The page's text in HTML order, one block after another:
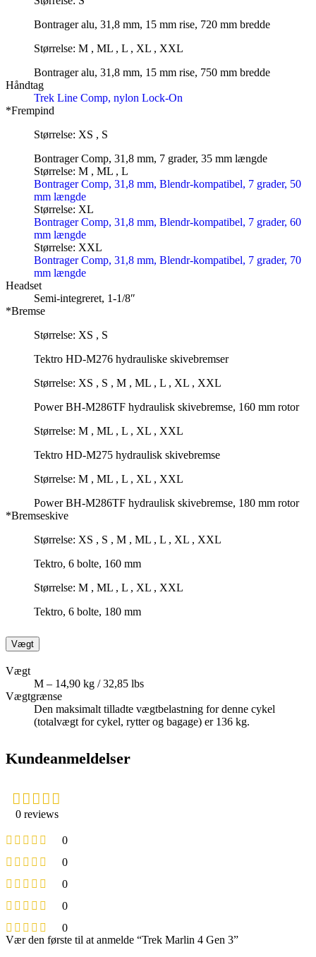
Bontrager alu, 31,8 mm, 15 mm rise, 720 mm bredde
Størrelse: M , ML , L , XL , XXL
Bontrager alu, 31,8 mm, 15 mm rise, 750 mm bredde
Håndtag
Trek Line Comp, nylon Lock-On
*Frempind
Størrelse: XS , S
Bontrager Comp, 31,8 mm, 7 grader, 35 mm længde
Størrelse: M , ML , L
Bontrager Comp, 31,8 mm, Blendr-kompatibel, 7 grader, 50
mm længde
Størrelse: XL
Bontrager Comp, 31,8 mm, Blendr-kompatibel, 7 grader, 60
mm længde
Størrelse: XXL
Bontrager Comp, 31,8 mm, Blendr-kompatibel, 7 grader, 70
mm længde
Headset
Semi-integreret, 1-1/8″
*Bremse
Størrelse: XS , S
Tektro HD-M276 hydrauliske skivebremser
Størrelse: XS , S , M , ML , L , XL , XXL
Power BH-M286TF hydraulisk skivebremse, 160 mm rotor
Størrelse: M , ML , L , XL , XXL
Tektro HD-M275 hydraulisk skivebremse
Størrelse: M , ML , L , XL , XXL
Power BH-M286TF hydraulisk skivebremse, 180 mm rotor
*Bremseskive
Størrelse: XS , S , M , ML , L , XL , XXL
Tektro, 6 bolte, 160 mm
Størrelse: M , ML , L , XL , XXL
Tektro, 6 bolte, 180 mm
Vægt
Vægt
M – 14,90 kg / 32,85 lbs
Vægtgrænse
Den maksimalt tilladte vægtbelastning for denne cykel
(totalvægt for cykel, rytter og bagage) er 136 kg.
Kundeanmeldelser
0 reviews
0
0
0
0
0
Vær den første til at anmelde “Trek Marlin 4 Gen 3”